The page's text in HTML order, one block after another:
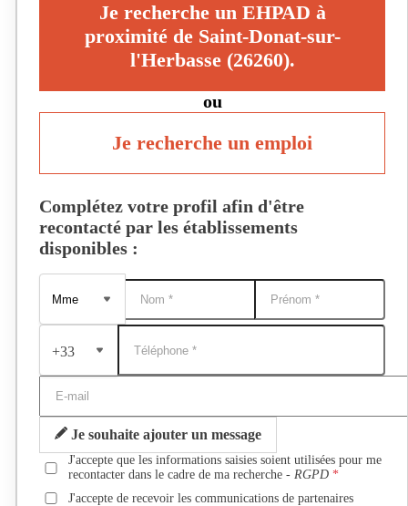
Je recherche un EHPAD à
proximité de Saint-Donat-sur-
l'Herbasse (26260).
ou
Je recherche un emploi
Complétez votre profil afin d'être
recontacté par les établissements
disponibles :
+33
Je souhaite ajouter un message
J'accepte que les informations saisies soient utilisées pour me
recontacter dans le cadre de ma recherche -RGPD
J'accepte de recevoir les communications de partenaires